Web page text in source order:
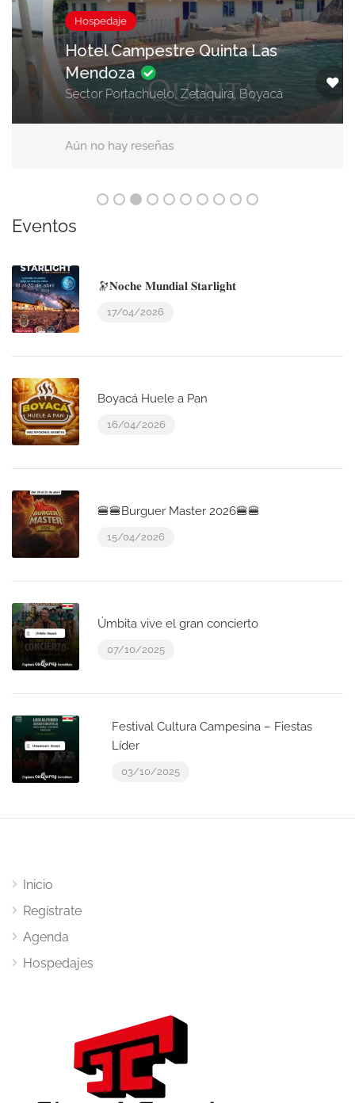
Hospedaje
Hotel Campestre Quinta Las
Mendoza
Sector Portachuelo, Zetaquira, Boyacá
Aún no hay reseñas
Eventos
🔭𝐍𝐨𝐜𝐡𝐞 𝐌𝐮𝐧𝐝𝐢𝐚𝐥 𝐒𝐭𝐚𝐫𝐥𝐢𝐠𝐡𝐭
17/04/2026
Boyacá Huele a Pan
16/04/2026
🍔🍔Burguer Master 2026🍔🍔
15/04/2026
Úmbita vive el gran concierto
07/10/2025
Festival Cultura Campesina – Fiestas
Líder
03/10/2025
Inicio
Regístrate
Agenda
Hospedajes